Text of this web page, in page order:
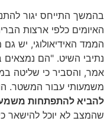
בהמשך התייחס יגור
האיומים כלפי ארצות
הממד האידיאולוגי, יש גם
נתיבי השיט. "הם
אמר, והסביר כי שליטה
משמעותי עבור המשטר.
להביא להתפתחות
שהמצב לא יוכל